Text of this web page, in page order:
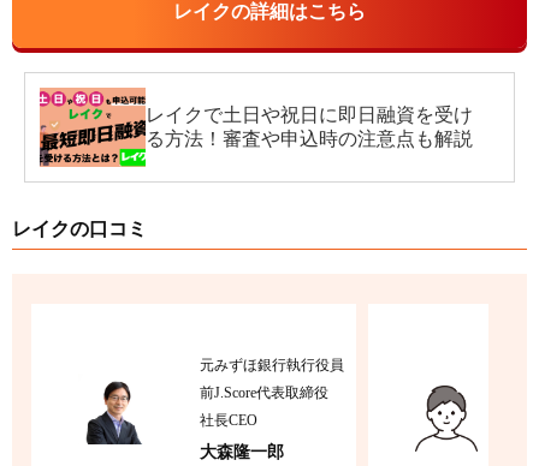
レイクの詳細はこちら
レイクで土日や祝日に即日融資を受け
る方法！審査や申込時の注意点も解説
レイクの口コミ
元みずほ銀行執行役員
前J.Score代表取締役
社長CEO
大森隆一郎